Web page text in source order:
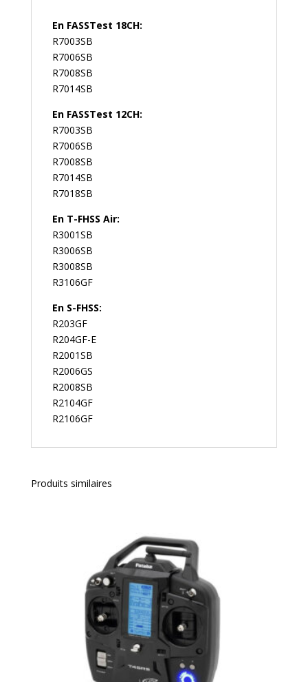
En FASSTest 18CH:
R7003SB
R7006SB
R7008SB
R7014SB
En FASSTest 12CH:
R7003SB
R7006SB
R7008SB
R7014SB
R7018SB
En T-FHSS Air:
R3001SB
R3006SB
R3008SB
R3106GF
En S-FHSS:
R203GF
R204GF-E
R2001SB
R2006GS
R2008SB
R2104GF
R2106GF
Produits similaires